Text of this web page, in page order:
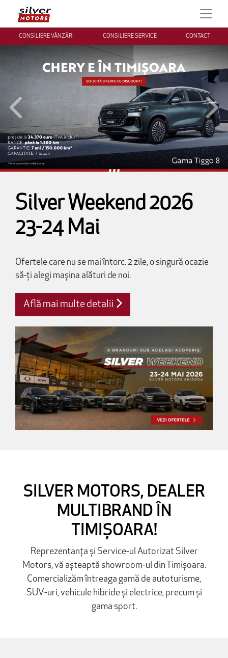
CONSILIERE VÂNZĂRI CONSILIERE SERVICE CONTACT
Inapoi
Silver Weekend 2026
23-24 Mai
Ofertele care nu se mai întorc. 2 zile, o singură ocazie
să-ți alegi mașina alături de noi.
Află mai multe detalii
SILVER MOTORS, DEALER
MULTIBRAND ÎN
TIMIȘOARA!
Reprezentanța și Service-ul Autorizat Silver
Motors, vă așteaptă showroom-ul din Timișoara.
Comercializăm întreaga gamă de autoturisme,
SUV-uri, vehicule hibride și electrice, precum și
gama sport.